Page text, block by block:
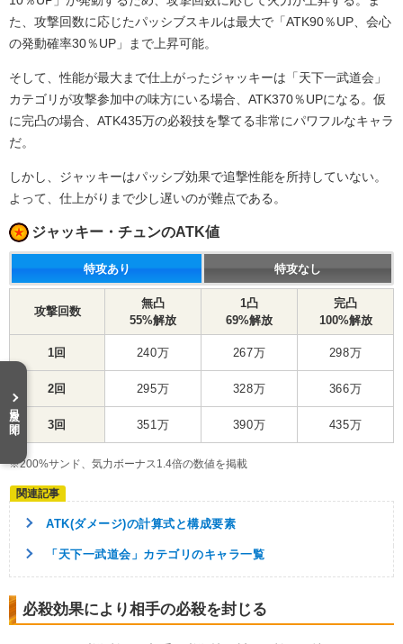
た、攻撃回数に応じたパッシブスキルは最大で「ATK90％UP、会心
の発動確率30％UP」まで上昇可能。
そして、性能が最大まで仕上がったジャッキーは「天下一武道会」
カテゴリが攻撃参加中の味方にいる場合、ATK370％UPになる。仮
に完凸の場合、ATK435万の必殺技を撃てる非常にパワフルなキャラ
だ。
しかし、ジャッキーはパッシブ効果で追撃性能を所持していない。
よって、仕上がりまで少し遅いのが難点である。
ジャッキー・チュンのATK値
特攻あり 特攻なし
攻撃回数
無凸
55%解放
1凸
69%解放
完凸
100%解放
1回 240万 267万 298万
2回 295万 328万 366万
3回 351万 390万 435万
※200%サンド、気力ボーナス1.4倍の数値を掲載
ATK(ダメージ)の計算式と構成要素
「天下一武道会」カテゴリのキャラ一覧
必殺効果により相手の必殺を封じる
目次を開く